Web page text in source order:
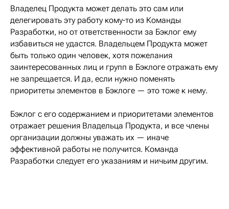
Владелец Продукта может делать это сам или
делегировать эту работу кому-то из Команды
Разработки, но от ответственности за Бэклог ему
избавиться не удастся. Владельцем Продукта может
быть только один человек, хотя пожелания
заинтересованных лиц и групп в Бэклоге отражать ему
не запрещается. И да, если нужно поменять
приоритеты элементов в Бэклоге — это тоже к нему.
Бэклог с его содержанием и приоритетами элементов
отражает решения Владельца Продукта, и все члены
организации должны уважать их — иначе
эффективной работы не получится. Команда
Разработки следует его указаниям и ничьим другим.